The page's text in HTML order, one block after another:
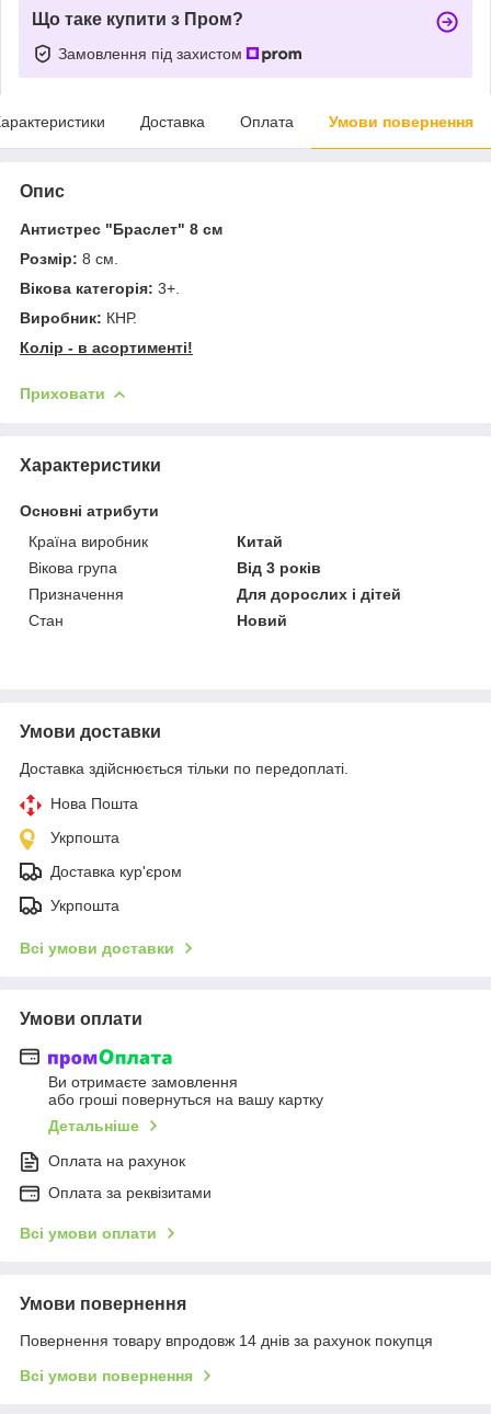
Що таке купити з Пром?
Замовлення під захистом
Доставка Оплата Умови повернення
Опис
Антистрес "Браслет" 8 см
Розмір: 8 см.
Вікова категорія: 3+.
Виробник: КНР.
Колір - в асортименті!
Приховати
Характеристики
Основні атрибути
Країна виробник
Китай
Вікова група
Від 3 років
Призначення
Для дорослих і дітей
Стан
Новий
Умови доставки
Доставка здійснюється тільки по передоплаті.
Нова Пошта
Укрпошта
Доставка кур'єром
Укрпошта
Всі умови доставки
Умови оплати
Ви отримаєте замовлення
або гроші повернуться на вашу картку
Детальніше
Оплата на рахунок
Оплата за реквізитами
Всі умови оплати
Умови повернення
Повернення товару впродовж 14 днів за рахунок покупця
Всі умови повернення